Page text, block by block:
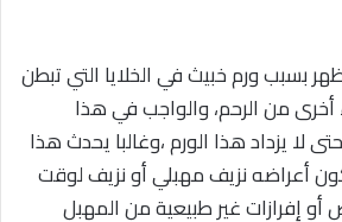
بسبب ورم خبيث في الخلايا التي تبطن
أخرى من الرحم، والواجب في هذا
يزداد هذا الورم ،وغالبا يحدث هذا
أعراضه نزيف مهبلي أو نزيف لوقت
أو إفرازات غير طبيعية من المهبل